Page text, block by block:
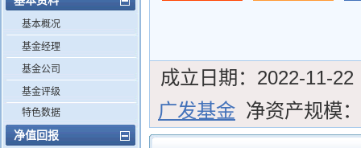
基本概况
基金经理
基金公司
基金评级
特色数据
净值回报
成立日期： 2022-11-22
广发基金 净资产规模：